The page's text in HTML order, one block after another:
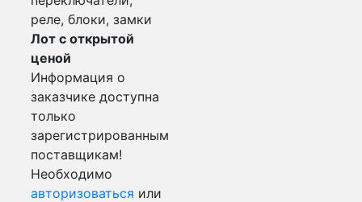
реле, блоки, замки
Лот с открытой
ценой
Информация о
заказчике доступна
только
зарегистрированным
поставщикам!
Необходимо
авторизоваться или